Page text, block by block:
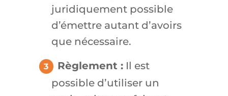
juridiquement possible
d’émettre autant d’avoirs
que nécessaire.
Règlement :Il est
possible d’utiliser un